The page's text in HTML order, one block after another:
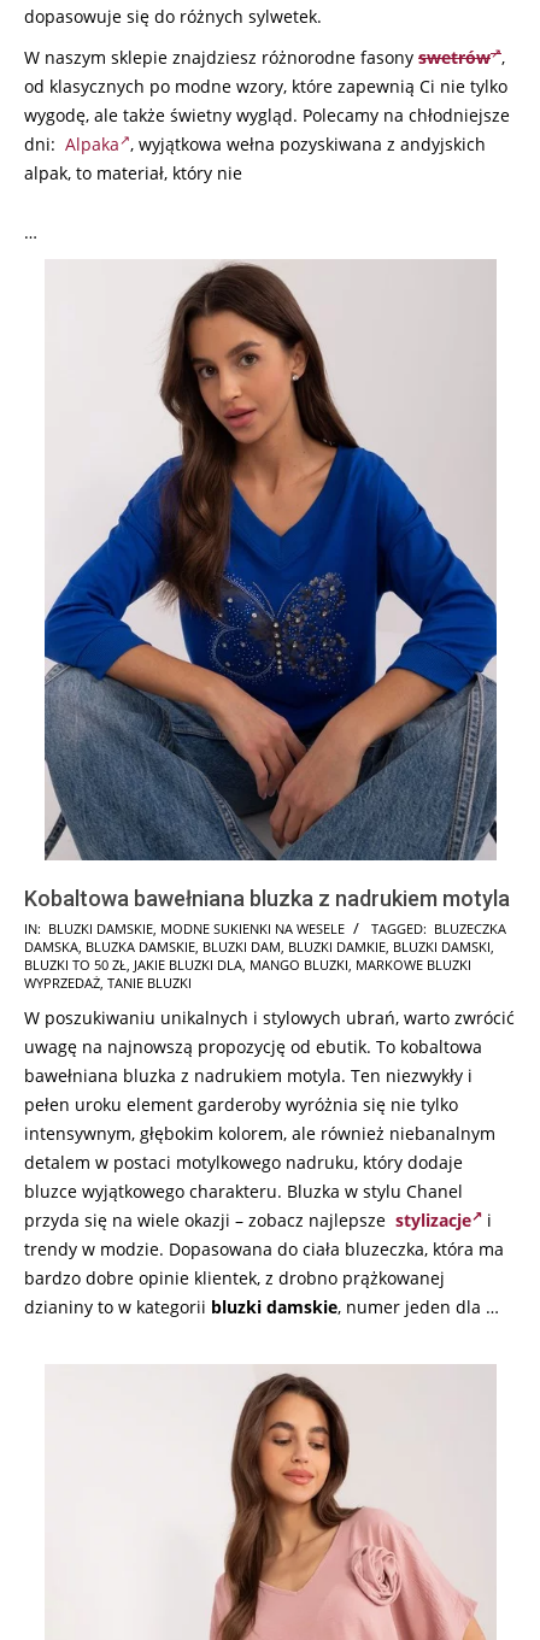
dopasowuje się do różnych sylwetek.
W naszym sklepie znajdziesz różnorodne fasony swetrów ,
od klasycznych po modne wzory, które zapewnią Ci nie tylko
wygodę, ale także świetny wygląd. Polecamy na chłodniejsze
dni: Alpaka , wyjątkowa wełna pozyskiwana z andyjskich
alpak, to materiał, który nie
…
Kobaltowa bawełniana bluzka z nadrukiem motyla
2024-
07-
17
IN: BLUZKI DAMSKIE, MODNE SUKIENKI NA WESELE TAGGED: BLUZECZKA
DAMSKA, BLUZKA DAMSKIE, BLUZKI DAM, BLUZKI DAMKIE, BLUZKI DAMSKI,
BLUZKI TO 50 ZŁ, JAKIE BLUZKI DLA, MANGO BLUZKI, MARKOWE BLUZKI
WYPRZEDAŻ, TANIE BLUZKI
W poszukiwaniu unikalnych i stylowych ubrań, warto zwrócić
uwagę na najnowszą propozycję od ebutik. To kobaltowa
bawełniana bluzka z nadrukiem motyla. Ten niezwykły i
pełen uroku element garderoby wyróżnia się nie tylko
intensywnym, głębokim kolorem, ale również niebanalnym
detalem w postaci motylkowego nadruku, który dodaje
bluzce wyjątkowego charakteru. Bluzka w stylu Chanel
przyda się na wiele okazji – zobacz najlepsze stylizacje
i
trendy w modzie. Dopasowana do ciała bluzeczka, która ma
bardzo dobre opinie klientek, z drobno prążkowanej
dzianiny to w kategorii bluzki damskie, numer jeden dla …